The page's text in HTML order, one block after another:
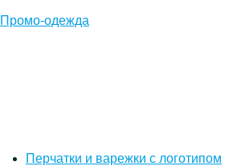
Промо-одежда
Перчатки и варежки с логотипом